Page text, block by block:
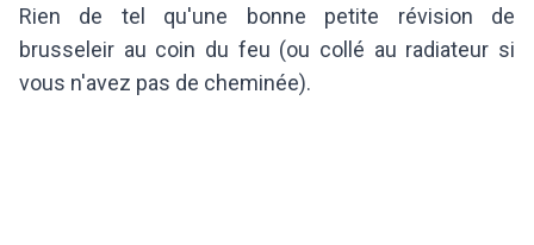
Rien de tel qu'une bonne petite révision de
brusseleir au coin du feu (ou collé au radiateur si
vous n'avez pas de cheminée).